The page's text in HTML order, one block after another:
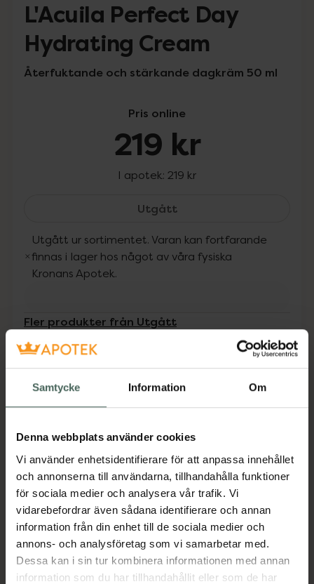
Samtycke Information Om
Denna webbplats använder cookies
Vi använder enhetsidentifierare för att anpassa innehållet
och annonserna till användarna, tillhandahålla funktioner
för sociala medier och analysera vår trafik. Vi
vidarebefordrar även sådana identifierare och annan
information från din enhet till de sociala medier och
annons- och analysföretag som vi samarbetar med.
Dessa kan i sin tur kombinera informationen med annan
information som du har tillhandahållit eller som de har
L'Acuila Perfect Day
Hydrating Cream
Återfuktande och stärkande dagkräm 50 ml
Pris online
219 kr
I apotek: 219 kr
UtgåttL'Acuila Perfect Day
Utgått ur sortimentet. Varan kan fortfarande
finnas i lager hos något av våra fysiska
Kronans Apotek.
Fler produkter från Utgått
Aktuella erbjudanden
Beskrivning Dölj
återfuktning åt huden samtidigt som den
stärker huden för att bättre klara yttre
påfrestningar. Innehåller massor av
återfuktande ämnen, bla NMF som är en
blandning av fuktbindare som återfinns
naturligt i huden samt hyaluronsyra och
glycerin. Dessa återfuktar effektivt huden på
djupet och ger den precis vad behöver för att
bibehålla sin mjukhet och spänst hela dagen.